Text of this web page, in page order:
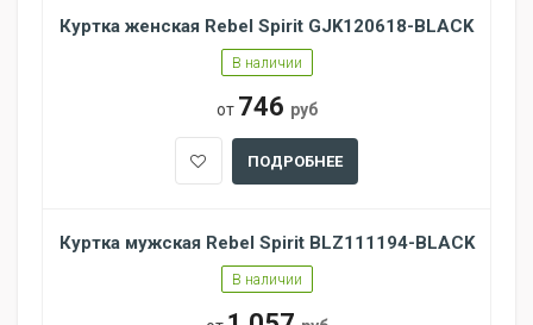
Куртка женская Rebel Spirit GJK120618-BLACK
В наличии
от 746 руб
ПОДРОБНЕЕ
Куртка мужская Rebel Spirit BLZ111194-BLACK
В наличии